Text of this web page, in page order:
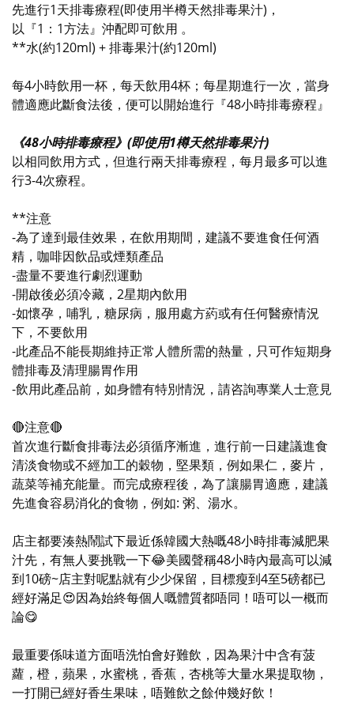
先進行1天排毒療程(即使用半樽天然排毒果汁)，
以『1：1方法』沖配即可飲用 。
**水(約120ml) + 排毒果汁(約120ml)
每4小時飲用一杯，每天飲用4杯；每星期進行一次，當身
體適應此斷食法後，便可以開始進行『48小時排毒療程』
《48小時排毒療程》(即使用1樽天然排毒果汁)
以相同飲用方式，但進行兩天排毒療程，每月最多可以進
行3-4次療程。
**注意
-為了達到最佳效果，在飲用期間，建議不要進食任何酒
精，咖啡因飲品或煙類產品
-盡量不要進行劇烈運動
-開啟後必須冷藏，2星期內飲用
-如懷孕，哺乳，糖尿病，服用處方葯或有任何醫療情況
下，不要飲用
-此產品不能長期維持正常人體所需的熱量，只可作短期身
體排毒及清理腸胃作用
-飲用此產品前，如身體有特別情況，請咨詢專業人士意見
🔴注意🔴
首次進行斷食排毒法必須循序漸進，進行前一日建議進食
清淡食物或不經加工的穀物，堅果類，例如果仁，麥片，
蔬菜等補充能量。而完成療程後，為了讓腸胃適應，建議
先進食容易消化的食物，例如: 粥、湯水。
店主都要湊熱鬧試下最近係韓國大熱嘅48小時排毒減肥果
汁先，有無人要挑戰一下😂美國聲稱48小時內最高可以減
到10磅~店主對呢點就有少少保留，目標瘦到4至5磅都已
經好滿足😍因為始終每個人嘅體質都唔同！唔可以一概而
論😋
最重要係味道方面唔洗怕會好難飲，因為果汁中含有菠
蘿，橙，蘋果，水蜜桃，香蕉，杏桃等大量水果提取物，
一打開已經好香生果味，唔難飲之餘仲幾好飲！